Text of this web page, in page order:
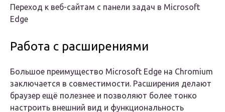
Переход к веб-сайтам с панели задач в Microsoft
Edge
Работа с расширениями
Большое преимущество Microsoft Edge на Chromium
заключается в совместимости. Расширения делают
браузер ещё полезнее и позволяют более тонко
настроить внешний вид и функциональность